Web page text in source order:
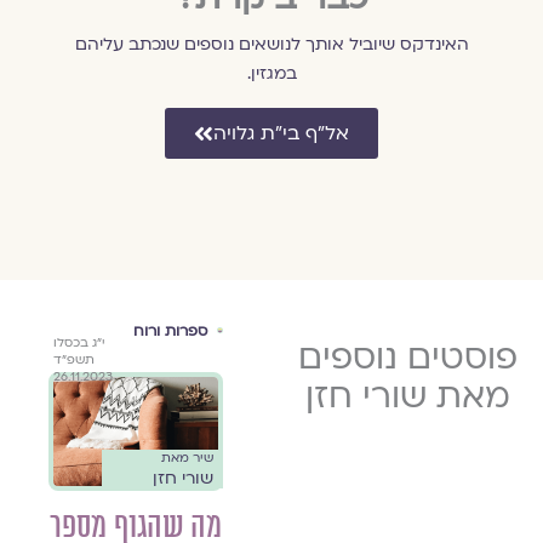
האינדקס שיוביל אותך לנושאים נוספים שנכתב עליהם
במגזין.
אל״ף בי״ת גלויה
פוסטים נוספים
מאת שורי חזן
ה׳תשפ״ו
ספרות ורוח
י״ג בכסלו
תשפ״ד
26.11.2023
שיר מאת
שורי חזן
מה שהגוף מספר